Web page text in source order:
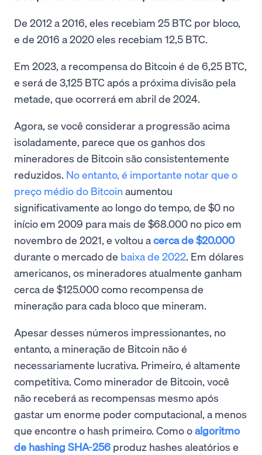
De 2012 a 2016, eles recebiam 25 BTC por bloco,
e de 2016 a 2020 eles recebiam 12,5 BTC.
Em 2023, a recompensa do Bitcoin é de 6,25 BTC,
e será de 3,125 BTC após a próxima divisão pela
metade, que ocorrerá em abril de 2024.
Agora, se você considerar a progressão acima
isoladamente, parece que os ganhos dos
mineradores de Bitcoin são consistentemente
reduzidos. No entanto, é importante notar que o
preço médio do Bitcoin aumentou
significativamente ao longo do tempo, de $0 no
início em 2009 para mais de $68.000 no pico em
novembro de 2021, e voltou acerca de $20.000
durante o mercado de baixa de 2022. Em dólares
americanos, os mineradores atualmente ganham
cerca de $125.000 como recompensa de
mineração para cada bloco que mineram.
Apesar desses números impressionantes, no
entanto, a mineração de Bitcoin não é
necessariamente lucrativa. Primeiro, é altamente
competitiva. Como minerador de Bitcoin, você
não receberá as recompensas mesmo após
gastar um enorme poder computacional, a menos
que encontre o hash primeiro. Como oalgoritmo
de hashing SHA-256 produz hashes aleatórios e